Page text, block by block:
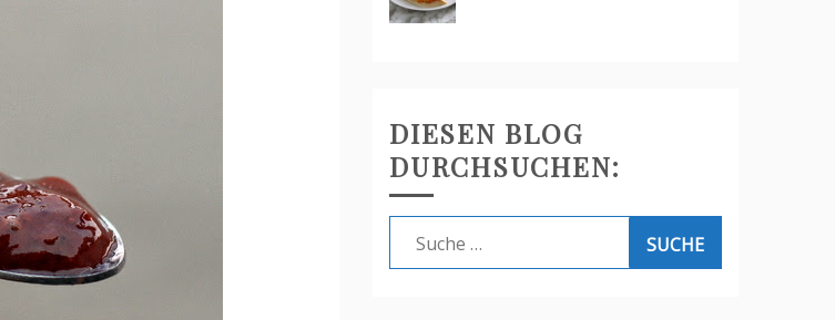
DIESEN BLOG
DURCHSUCHEN:
Suche
nach: